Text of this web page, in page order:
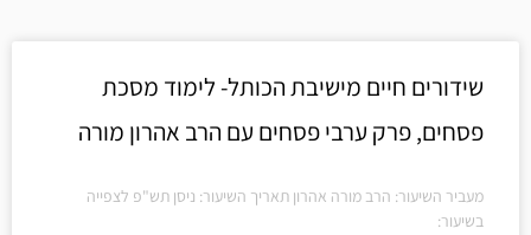
שידורים חיים מישיבת הכותל- לימוד מסכת
פסחים, פרק ערבי פסחים עם הרב אהרון מורה
מעביר השיעור: הרב מורה אהרון תאריך השיעור: ניסן תש"פ לצפייה
בשיעור: